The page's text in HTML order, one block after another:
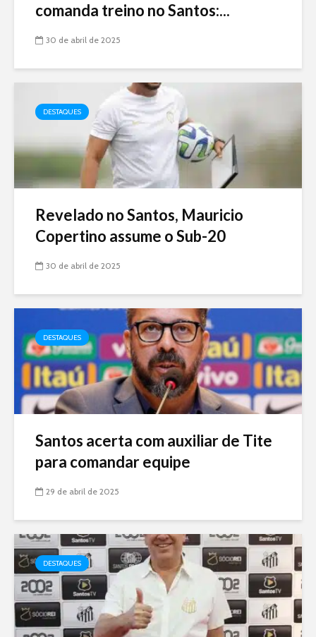
comanda treino no Santos:...
30 de abril de 2025
DESTAQUES
Revelado no Santos, Mauricio
Copertino assume o Sub-20
30 de abril de 2025
DESTAQUES
Santos acerta com auxiliar de Tite
para comandar equipe
29 de abril de 2025
DESTAQUES